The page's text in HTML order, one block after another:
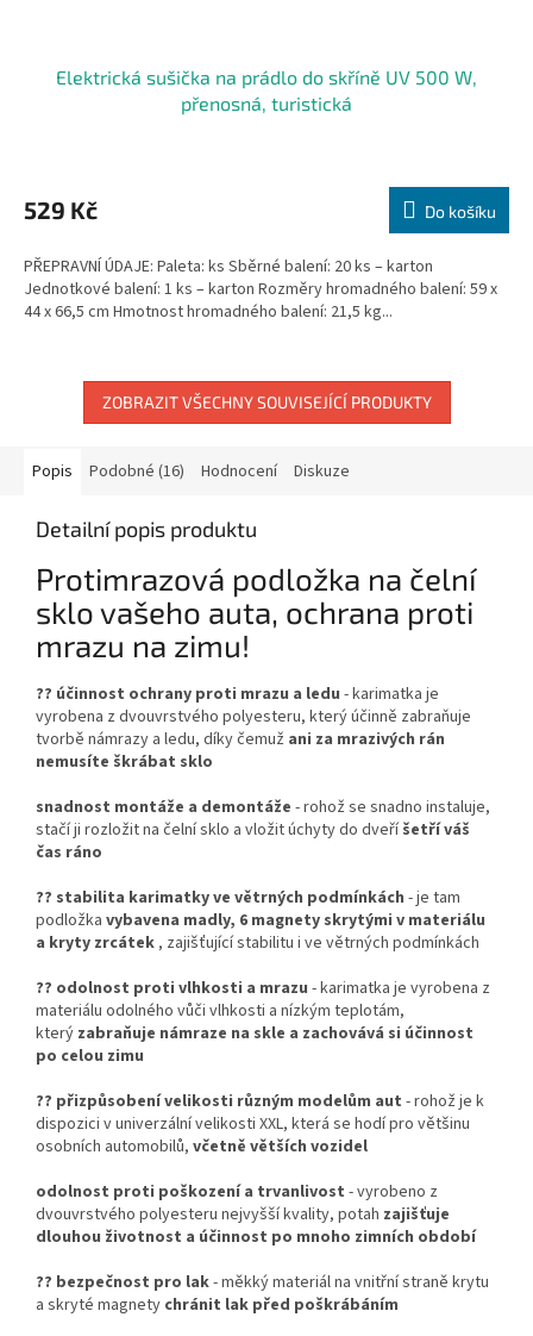
Elektrická sušička na prádlo do skříně UV 500 W,
přenosná, turistická
529 Kč Do košíku
PŘEPRAVNÍ ÚDAJE: Paleta: ks Sběrné balení: 20 ks – karton
Jednotkové balení: 1 ks – karton Rozměry hromadného balení: 59 x
44 x 66,5 cm Hmotnost hromadného balení: 21,5 kg...
ZOBRAZIT VŠECHNY SOUVISEJÍCÍ PRODUKTY
Popis Podobné (16) Hodnocení Diskuze
Detailní popis produktu
Protimrazová podložka na čelní
sklo vašeho auta, ochrana proti
mrazu na zimu!
?? účinnost ochrany proti mrazu a ledu - karimatka je
vyrobena z dvouvrstvého polyesteru, který účinně zabraňuje
tvorbě námrazy a ledu, díky čemuž ani za mrazivých rán
nemusíte škrábat sklo
snadnost montáže a demontáže - rohož se snadno instaluje,
stačí ji rozložit na čelní sklo a vložit úchyty do dveří šetří váš
čas ráno
?? stabilita karimatky ve větrných podmínkách - je tam
podložka vybavena madly, 6 magnety skrytými v materiálu
a kryty zrcátek , zajišťující stabilitu i ve větrných podmínkách
?? odolnost proti vlhkosti a mrazu - karimatka je vyrobena z
materiálu odolného vůči vlhkosti a nízkým teplotám,
který zabraňuje námraze na skle a zachovává si účinnost
po celou zimu
?? přizpůsobení velikosti různým modelům aut - rohož je k
dispozici v univerzální velikosti XXL, která se hodí pro většinu
osobních automobilů, včetně větších vozidel
odolnost proti poškození a trvanlivost - vyrobeno z
dvouvrstvého polyesteru nejvyšší kvality, potah zajišťuje
dlouhou životnost a účinnost po mnoho zimních období
?? bezpečnost pro lak- měkký materiál na vnitřní straně krytu
a skryté magnety chránit lak před poškrábáním